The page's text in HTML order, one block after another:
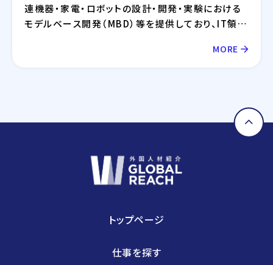
連機器・家電・ロボットの設計・開発・実験における
モデルベース開発（MBD）等を提供しており、IT領域
中心とした幅広い業界に対してのシステム開発・イ
ンフラ設計・評価検証業務等を提供しております。さ
MORE
トップページ
仕事を探す